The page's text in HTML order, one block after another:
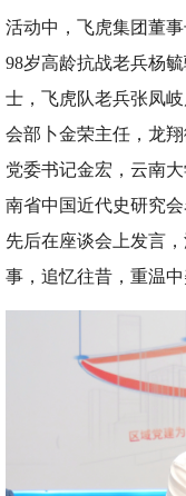
活动中，飞虎集团董
98岁高龄抗战老兵杨
士，飞虎队老兵张凤
会部卜金荣主任，龙
党委书记金宏，云南
南省中国近代史研究
先后在座谈会上发言
事，追忆往昔，重温